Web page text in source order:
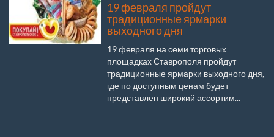
19 февраля пройдут
традиционные ярмарки
выходного дня
19 февраля на семи торговых
площадках Ставрополя пройдут
традиционные ярмарки выходного дня,
где по доступным ценам будет
представлен широкий ассортим...